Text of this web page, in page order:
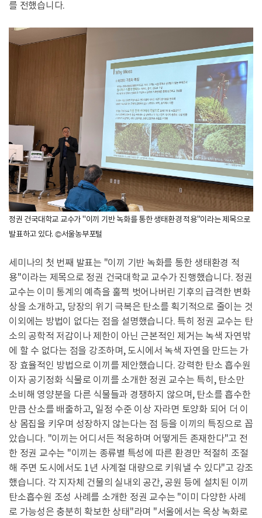
를 전했습니다.
정권 건국대학교 교수가 "이끼 기반 녹화를 통한 생태환경 적용"이라는 제목으로
발표하고 있다. ©서울농부포털
세미나의 첫 번째 발표는 "이끼 기반 녹화를 통한 생태환경 적
용"이라는 제목으로 정권 건국대학교 교수가 진행했습니다. 정권
교수는 이미 통계의 예측을 훌쩍 벗어나버린 기후의 급격한 변화
상을 소개하고, 당장의 위기 극복은 탄소를 획기적으로 줄이는 것
이외에는 방법이 없다는 점을 설명했습니다. 특히 정권 교수는 탄
소의 공학적 저감이나 제한이 아닌 근본적인 제거는 녹색 자연밖
에 할 수 없다는 점을 강조하며, 도시에서 녹색 자연을 만드는 가
장 효율적인 방법으로 이끼를 제안했습니다. 강력한 탄소 흡수원
이자 공기정화 식물로 이끼를 소개한 정권 교수는 특히, 탄소만
소비해 영양분을 다른 식물들과 경쟁하지 않으며, 탄소를 흡수한
만큼 산소를 배출하고, 일정 수준 이상 자라면 토양화 되어 더 이
상 몸집을 키우며 성장하지 않는다는 점 등을 이끼의 특징으로 꼽
았습니다. "이끼는 어디서든 적응하며 어떻게든 존재한다"고 전
한 정권 교수는 "이끼는 종류별 특성에 따른 환경만 적절히 조절
해 주면 도시에서도 1년 사계절 대량으로 키워낼 수 있다"고 강조
했습니다. 각 지자체 건물의 실내외 공간, 공원 등에 설치된 이끼
탄소흡수원 조성 사례를 소개한 정권 교수는 "이미 다양한 사례
로 가능성은 충분히 확보한 상태"라며 "서울에서는 옥상 녹화로